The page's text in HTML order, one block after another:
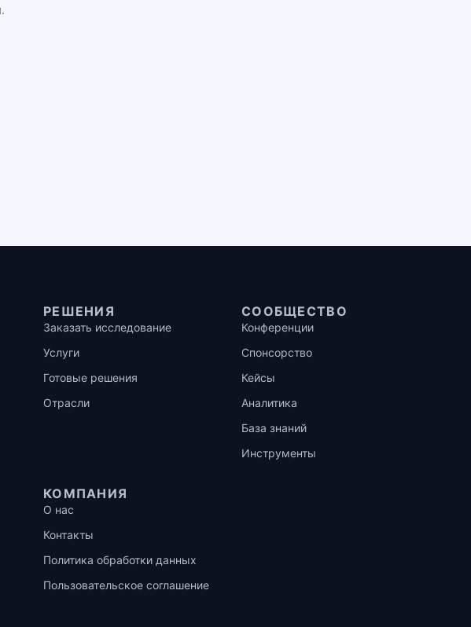
РЕШЕНИЯ
Заказать исследование
Услуги
Готовые решения
Отрасли
СООБЩЕСТВО
Конференции
Спонсорство
Кейсы
Аналитика
База знаний
Инструменты
КОМПАНИЯ
О нас
Контакты
Политика обработки данных
Пользовательское соглашение